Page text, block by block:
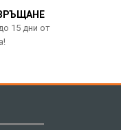
15 дни от